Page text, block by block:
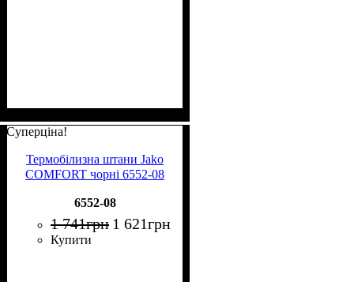
Суперціна!
Термобілизна штани Jako
COMFORT чорні 6552-08
6552-08
1 741грн 1 621грн
Купити